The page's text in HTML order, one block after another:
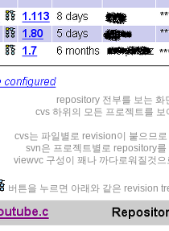
repository 전부를 보는 화
cvs 하위의 모든 프로젝트를 보
cvs는 파일별로 revision이 붙으므
svn은 프로젝트별로 repository를
viewvc 구성이 꽤나 까다로워질것으
버튼을 누르면 아래와 같은 revision